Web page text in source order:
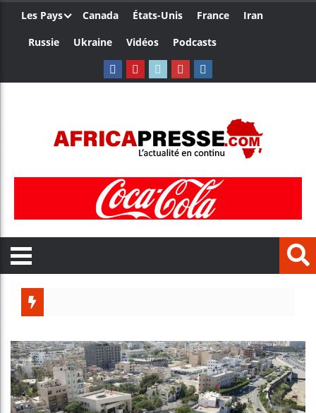
Les Pays Canada États-Unis France
Iran
Russie
Ukraine Vidéos Podcasts
Bénin :